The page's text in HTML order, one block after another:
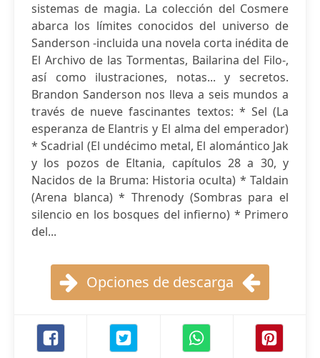
sistemas de magia. La colección del Cosmere
abarca los límites conocidos del universo de
Sanderson -incluida una novela corta inédita de
El Archivo de las Tormentas, Bailarina del Filo-,
así como ilustraciones, notas... y secretos.
Brandon Sanderson nos lleva a seis mundos a
través de nueve fascinantes textos: * Sel (La
esperanza de Elantris y El alma del emperador)
* Scadrial (El undécimo metal, El alomántico Jak
y los pozos de Eltania, capítulos 28 a 30, y
Nacidos de la Bruma: Historia oculta) * Taldain
(Arena blanca) * Threnody (Sombras para el
silencio en los bosques del infierno) * Primero
del...
Opciones de descarga